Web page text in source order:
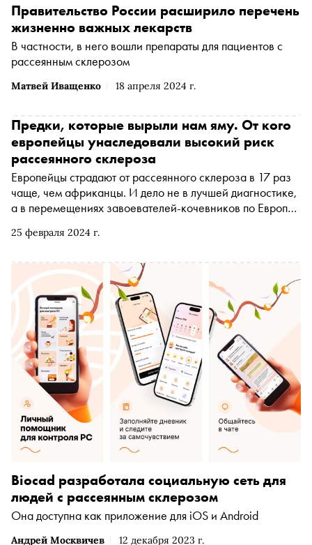
Матвей Иващенко 18 апреля 2024 г.
Правительство России расширило перечень
жизненно важных лекарств
В частности, в него вошли препараты для пациентов с
рассеянным склерозом
25 февраля 2024 г.
Предки, которые вырыли нам яму. От кого
европейцы унаследовали высокий риск
рассеянного склероза
Европейцы страдают от рассеянного склероза в 17 раз
чаще, чем африканцы. И дело не в лучшей диагностике,
а в перемещениях завоевателей-кочевников по Европе
одного из самых распространенных аутоиммунных
Андрей Москвичев 12 декабря 2023 г.
Biocad разработала социальную сеть для
людей с рассеянным склерозом
Она доступна как приложение для iOS и Android